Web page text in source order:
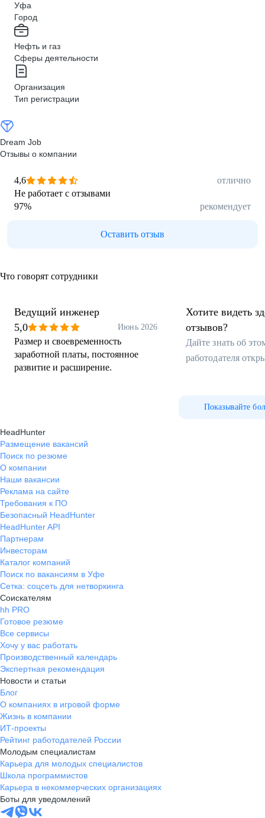
Уфа
Город
Нефть и газ
Сферы деятельности
Организация
Тип регистрации
Dream Job
Отзывы о компании
4,6
отлично
Не работает с отзывами
97% рекомендует
Оставить отзыв
Что говорят сотрудники
Ведущий инженер
5,0
Июнь 2026
Размер и своевременность
заработной платы, постоянное
развитие и расширение.
Хотите видеть
отзывов?
Дайте знать об
работодателя
Показывайте
HeadHunter
Размещение вакансий
Поиск по резюме
О компании
Наши вакансии
Реклама на сайте
Требования к ПО
Безопасный HeadHunter
HeadHunter API
Партнерам
Инвесторам
Каталог компаний
Поиск по вакансиям в Уфе
Сетка: соцсеть для нетворкинга
Соискателям
hh PRO
Готовое резюме
Все сервисы
Хочу у вас работать
Производственный календарь
Экспертная рекомендация
Новости и статьи
Блог
О компаниях в игровой форме
Жизнь в компании
ИТ-проекты
Рейтинг работодателей России
Молодым специалистам
Карьера для молодых специалистов
Школа программистов
Карьера в некоммерческих организациях
Боты для уведомлений